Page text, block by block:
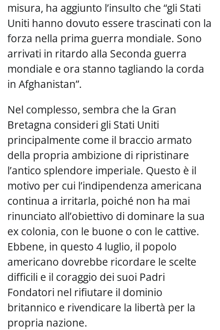
misura, ha aggiunto l’insulto che “gli Stati
Uniti hanno dovuto essere trascinati con la
forza nella prima guerra mondiale. Sono
arrivati in ritardo alla Seconda guerra
mondiale e ora stanno tagliando la corda
in Afghanistan”.
Nel complesso, sembra che la Gran
Bretagna consideri gli Stati Uniti
principalmente come il braccio armato
della propria ambizione di ripristinare
l’antico splendore imperiale. Questo è il
motivo per cui l’indipendenza americana
continua a irritarla, poiché non ha mai
rinunciato all’obiettivo di dominare la sua
ex colonia, con le buone o con le cattive.
Ebbene, in questo 4 luglio, il popolo
americano dovrebbe ricordare le scelte
difficili e il coraggio dei suoi Padri
Fondatori nel rifiutare il dominio
britannico e rivendicare la libertà per la
propria nazione.